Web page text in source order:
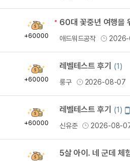
획
득
+60000
60대 꽃중년 여행을
애드워드공작
획
득
+60000
레벨테스트 후기
(1)
룽구
2026-08-07
획
득
+60000
레벨테스트 후기 (1)
신유준 2026-08-
획
5살 아이. 네 군데 체